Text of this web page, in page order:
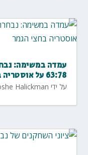
עמדה במשימה:
63:78 על אוסטריה בחצי הגמר
על ידי Halickman